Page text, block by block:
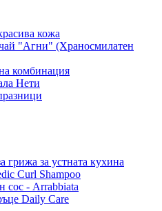
кожа
"Агни" (Храносмилатен
комбинация
Нети
грижа за устната кухина
Curl Shampoo
сос - Arrabbiata
Daily Care